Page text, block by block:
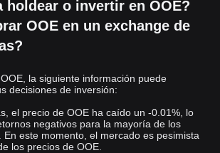
holdear o invertir en OOE?
OOE en un exchange de
la siguiente información puede
decisiones de inversión:
el precio de OOE ha caído un -0.01%, lo
negativos para la mayoría de los
En este momento, el mercado es pesimista
los precios de OOE.